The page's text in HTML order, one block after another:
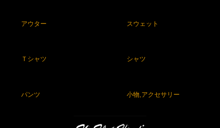
アウター スウェット
Ｔシャツ シャツ
パンツ 小物,アクセサリー